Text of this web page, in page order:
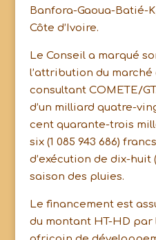
Banfora-Gaoua-Batié-
Côte d’Ivoire.
Le Conseil a marqué
l’attribution du marché
consultant COMETE/
d’un milliard quatre-
cent quarante-trois
six (1 085 943 686)
d’exécution de dix-huit
saison des pluies.
Le financement est
du montant HT-HD par